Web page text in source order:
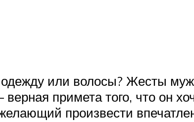
одежду или волосы? Жесты
примета того, что он
произвести